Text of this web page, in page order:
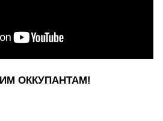
ОККУПАНТАМ!